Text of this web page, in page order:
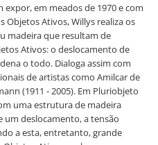
expor, em meados de 1970 e com
Objetos Ativos, Willys realiza os
madeira que resultam de
Ativos: o deslocamento de
o todo. Dialoga assim com
de artistas como Amilcar de
(1911 - 2005). Em Pluriobjeto
uma estrutura de madeira
um deslocamento, a tensão
a esta, entretanto, grande